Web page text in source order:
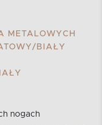
METALOWYCH
BIAŁY
nogach